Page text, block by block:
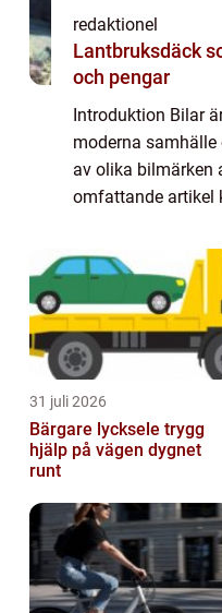
redaktionel
Lantbruksdäck
och pengar
Introduktion Bilar
moderna
av olika bilmärken
omfattande artikel
presentera deras
31 juli 2026
Bärgare lycksele trygg
hjälp på vägen dygnet
runt